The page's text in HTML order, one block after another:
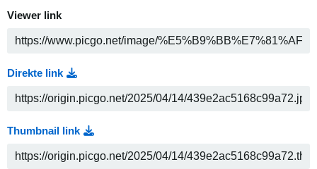
Viewer link
Direkte link
Thumbnail link